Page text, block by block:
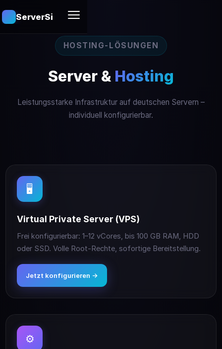
ServerSites
HOSTING-LÖSUNGEN
Server & Hosting
Leistungsstarke Infrastruktur auf deutschen Servern –
individuell konfigurierbar.
🖥️
Virtual Private Server (VPS)
Frei konfigurierbar: 1–12 vCores, bis 100 GB RAM, HDD
oder SSD. Volle Root-Rechte, sofortige Bereitstellung.
Jetzt konfigurieren →
⚙️